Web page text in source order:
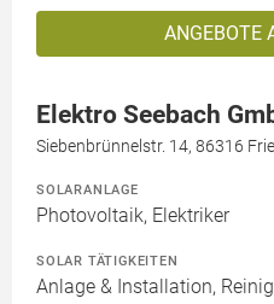
ANGEBOTE
Elektro Seebach
Siebenbrünnelstr. 14, 86316
SOLARANLAGE
Photovoltaik, Elektriker
SOLAR TÄTIGKEITEN
Anlage & Installation,